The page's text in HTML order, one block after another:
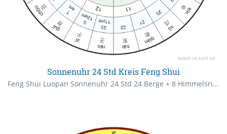
Sonnenuhr 24 Std Kreis Feng Shui
Feng Shui Luopan Sonnenuhr 24 Std 24 Berge + 8 Himmelsrichtungen / Trigramme